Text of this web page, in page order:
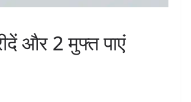
और 2 मुफ्त पाएं